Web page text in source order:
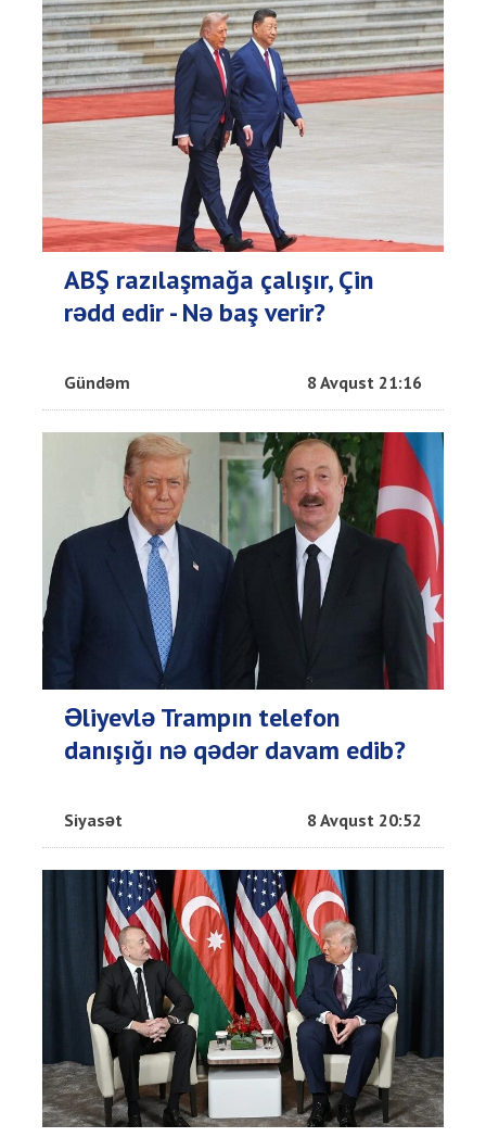
ABŞ razılaşmağa çalışır, Çin
rədd edir - Nə baş verir?
Gündəm 8 Avqust 21:16
Əliyevlə Trampın telefon
danışığı nə qədər davam edib?
Siyasət 8 Avqust 20:52